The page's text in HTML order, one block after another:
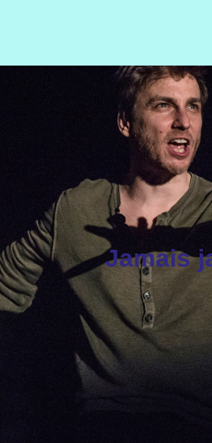
LE PETIT BUREAU
CONTACTS
CALENDRIER
ARTISTES
INSTAGRAM
FACEBOOK
Jamais